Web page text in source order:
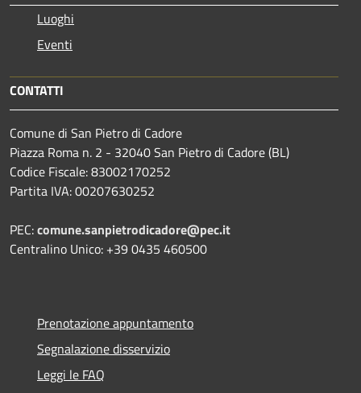
Luoghi
Eventi
CONTATTI
Comune di San Pietro di Cadore
Piazza Roma n. 2 - 32040 San Pietro di Cadore (BL)
Codice Fiscale: 83002170252
Partita IVA: 00207630252
PEC:comune.sanpietrodicadore@pec.it
Centralino Unico: +39 0435 460500
Prenotazione appuntamento
Segnalazione disservizio
Leggi le FAQ